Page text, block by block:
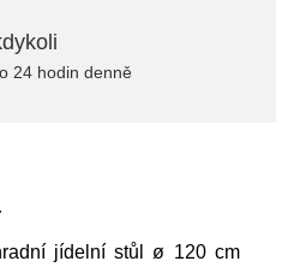
24 hodin denně
jídelní stůl ø 120 cm